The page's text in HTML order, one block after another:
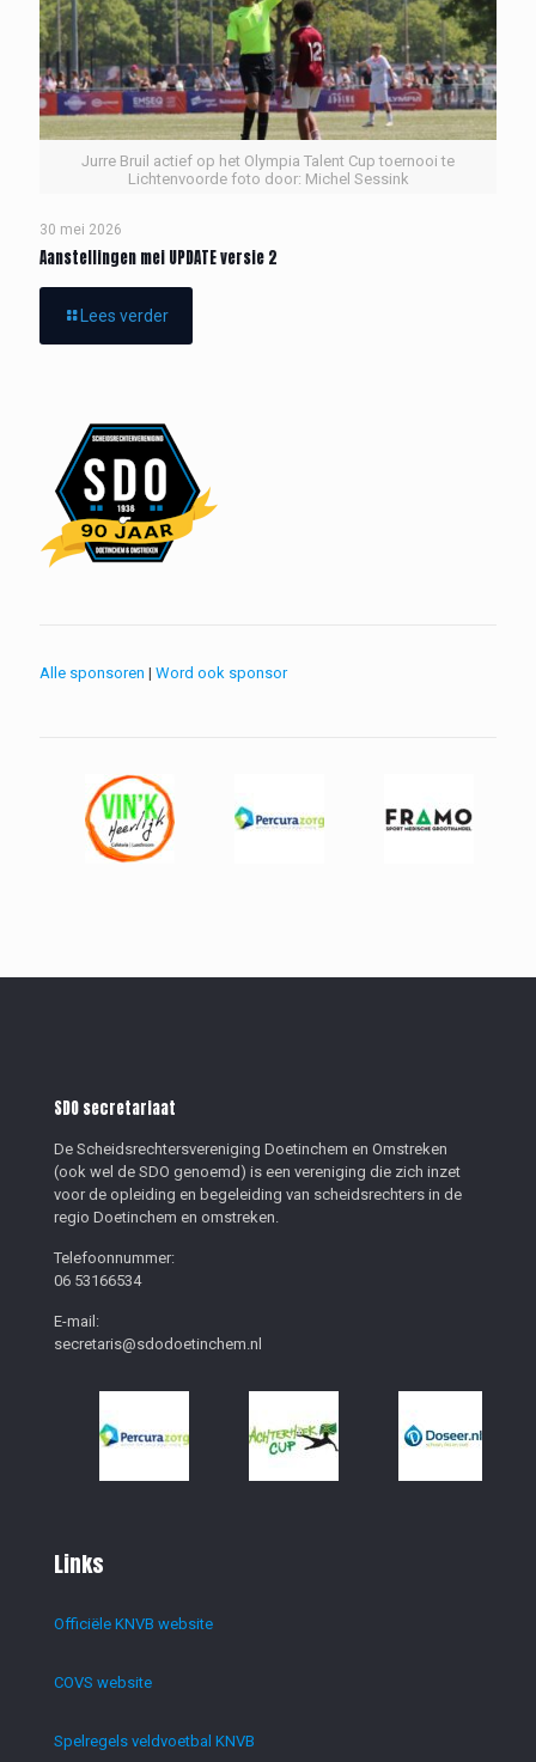
Jurre Bruil actief op het Olympia Talent Cup toernooi te
Lichtenvoorde foto door: Michel Sessink
30 mei 2026
Aanstellingen mei UPDATE versie 2
Lees verder
Alle sponsoren | Word ook sponsor
SDO secretariaat
De Scheidsrechtersvereniging Doetinchem en Omstreken
(ook wel de SDO genoemd) is een vereniging die zich inzet
voor de opleiding en begeleiding van scheidsrechters in de
regio Doetinchem en omstreken.
Telefoonnummer:
06 53166534
E-mail:
secretaris@sdodoetinchem.nl
Links
Officiële KNVB website
COVS website
Spelregels veldvoetbal KNVB